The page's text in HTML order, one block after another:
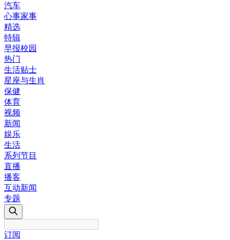
汽车
心事家事
精选
特辑
早报校园
热门
生活贴士
星座与生肖
保健
体育
视频
新闻
娱乐
生活
系列节目
直播
播客
互动新闻
专题
订阅